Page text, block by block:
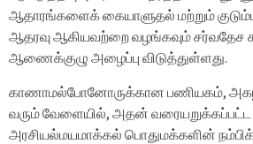
ஆதாரங்களைக் கையாளுதல் மற்றும்
ஆதரவு ஆகியவற்றை வழங்கவும் சர்வதேச
ஆணைக்குழு அழைப்பு விடுத்துள்ளது.
காணாமல்போனோருக்கான பணியகம்,
வரும் வேளையில், அதன் வரையறுக்கப்பட்ட
அரசியல்மயமாக்கல் பொதுமக்களின்